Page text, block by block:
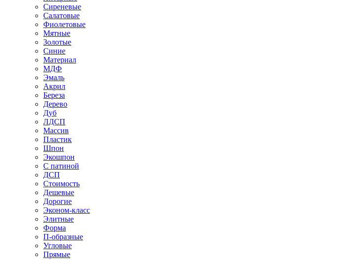
Сиреневые
Салатовые
Фиолетовые
Мятные
Золотые
Синие
Материал
МДФ
Эмаль
Акрил
Береза
Дерево
Дуб
ЛДСП
Массив
Пластик
Шпон
Экошпон
С патиной
ДСП
Стоимость
Дешевые
Дорогие
Эконом-класс
Элитные
Форма
П-образные
Угловые
Прямые